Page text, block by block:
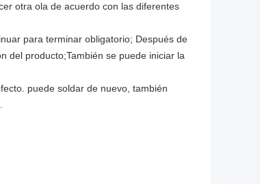
otra ola de acuerdo con las diferentes
para terminar obligatorio; Después de
del producto;También se puede iniciar la
puede soldar de nuevo, también